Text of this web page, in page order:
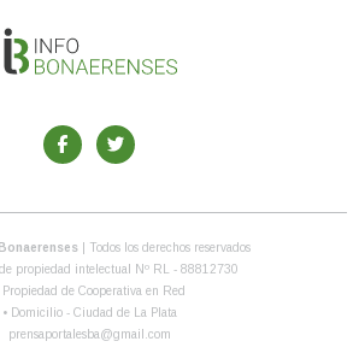
| Todos los derechos reservados
propiedad intelectual Nº RL - 88812730
Propiedad de Cooperativa en Red
• Domicilio - Ciudad de La Plata
prensaportalesba@gmail.com